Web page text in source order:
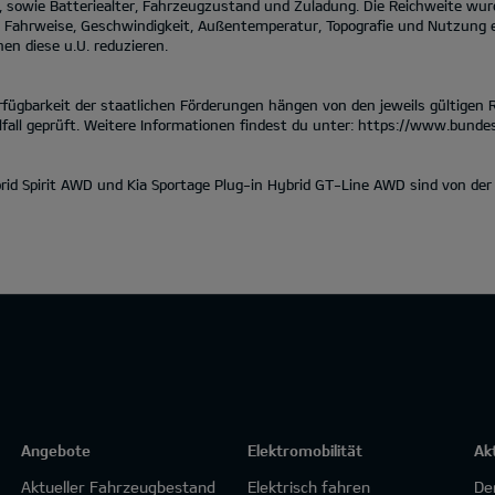
Batteriealter, Fahrzeugzustand und Zuladung. Die Reichweite
Geschwindigkeit, Außentemperatur, Topografie und
diese u.U. reduzieren.
der staatlichen Förderungen hängen von den jeweils gültigen
geprüft. Weitere Informationen findest du unter: https://
Spirit AWD und Kia Sportage Plug-in Hybrid GT-Line AWD sind von
Angebote
Aktueller Fahrzeugbestand
Elektromobilität
Elektrisch fahren